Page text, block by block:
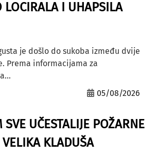
LOCIRALA I UHAPSILA
je došlo do sukoba između dvije
Prema informacijama za
05/08/2026
UČESTALIJE POŽARNE
KLADUŠA